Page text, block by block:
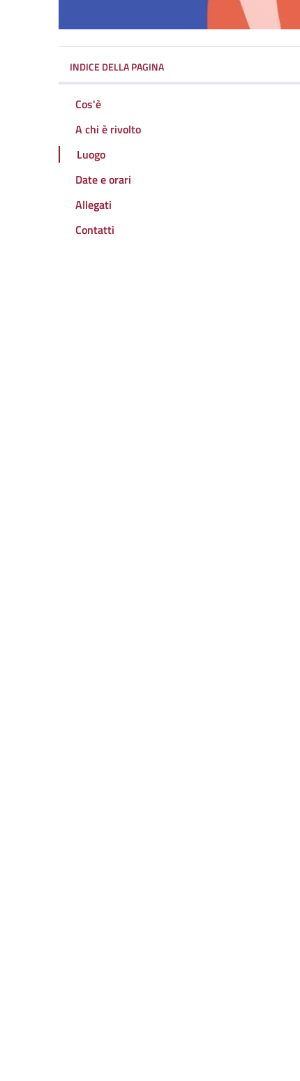
INDICE DELLA PAGINA
Cos'è
A chi è rivolto
Luogo
Date e orari
Allegati
Contatti